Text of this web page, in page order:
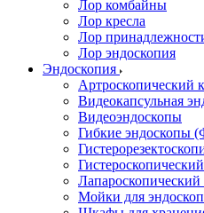
Лор комбайны
Лор кресла
Лор
Лор эндоскопия
Эндоскопия
Артроскопический
Видеокапсульная
Видеоэндоскопы
Гибкие эндоскопы
Лапароскопический
Мойки для